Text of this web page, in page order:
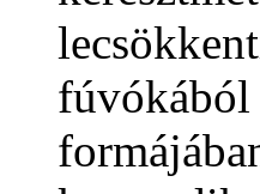
fúvókából